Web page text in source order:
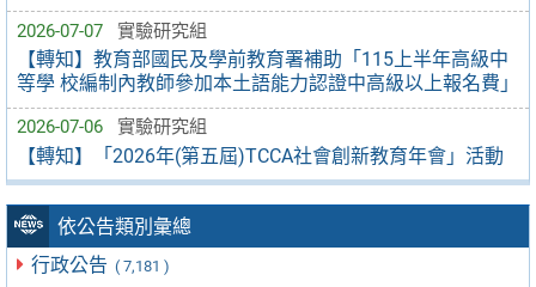
2026-07-07 實驗研究組
【轉知】教育部國民及學前教育署補助「115上半年高級中
等學 校編制內教師參加本土語能力認證中高級以上報名費」
2026-07-06 實驗研究組
【轉知】「2026年(第五屆)TCCA社會創新教育年會」活動
依公告類別彙總
行政公告 ( 7,181 )